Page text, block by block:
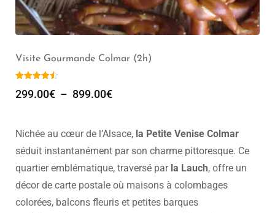
Visite Gourmande Colmar (2h)
299.00€ – 899.00€
Nichée au cœur de l’Alsace, la Petite Venise Colmar
séduit instantanément par son charme pittoresque. Ce
quartier emblématique, traversé par la Lauch, offre un
décor de carte postale où maisons à colombages
colorées, balcons fleuris et petites barques